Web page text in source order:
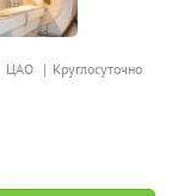
ЦАО Круглосуточно